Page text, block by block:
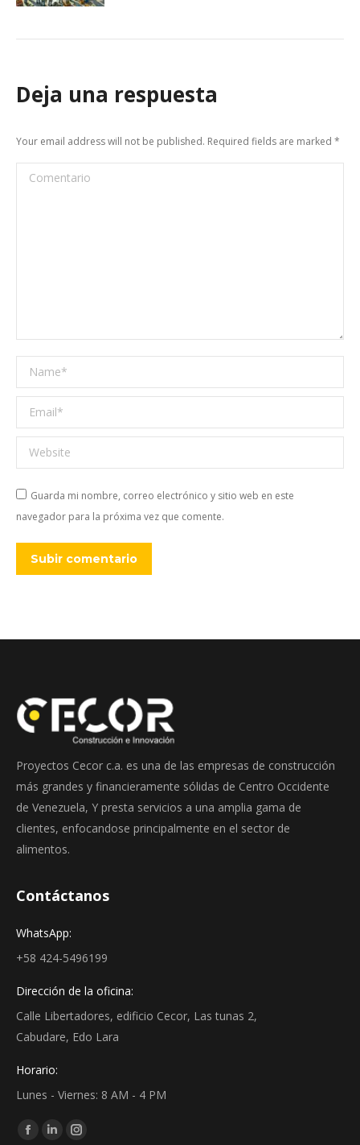
Deja una respuesta
Your email address will not be published. Required fields are marked *
Comentario
Name *
Email *
Website
Guarda mi nombre, correo electrónico y sitio web en este
navegador para la próxima vez que comente.
Subir comentario
Proyectos Cecor c.a. es una de las empresas de construcción
más grandes y financieramente sólidas de Centro Occidente
de Venezuela, Y presta servicios a una amplia gama de
clientes, enfocandose principalmente en el sector de
alimentos.
Contáctanos
WhatsApp:
+58 424-5496199
Dirección de la oficina:
Calle Libertadores, edificio Cecor, Las tunas 2,
Cabudare, Edo Lara
Horario:
Lunes - Viernes: 8 AM - 4 PM
Find us on:
Facebook
LinkedinInstagram